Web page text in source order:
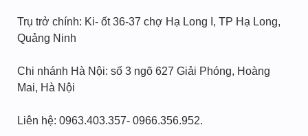
Trụ trở chính: Ki- ốt 36-37 chợ Hạ Long I, TP Hạ Long,
Quảng Ninh
Chi nhánh Hà Nội: số 3 ngõ 627 Giải Phóng, Hoàng
Mai, Hà Nội
Liên hệ: 0963.403.357- 0966.356.952.